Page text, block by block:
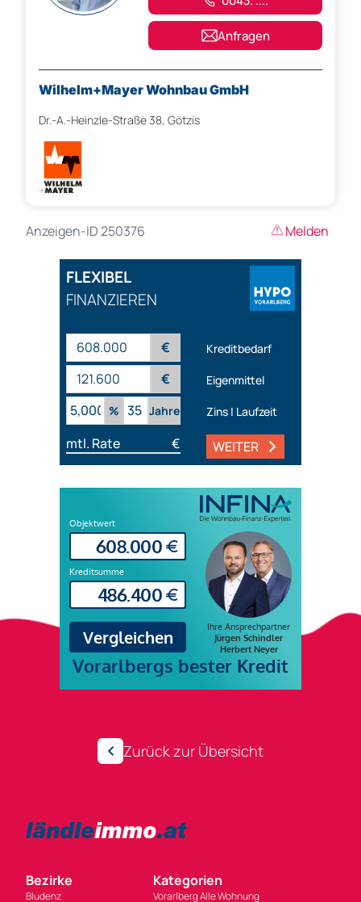
Anfragen
Wilhelm+Mayer Wohnbau GmbH
Dr.-A.-Heinzle-Straße 38, Götzis
Anzeigen-ID 250376 Melden
FLEXIBEL
FINANZIEREN
€ Kreditbedarf
€
Eigenmittel
%
Jahre Zins | Laufzeit
mtl. Rate € WEITER
Zurück zur Übersicht
Bezirke
Bludenz
Kategorien
Vorarlberg Alle Wohnung